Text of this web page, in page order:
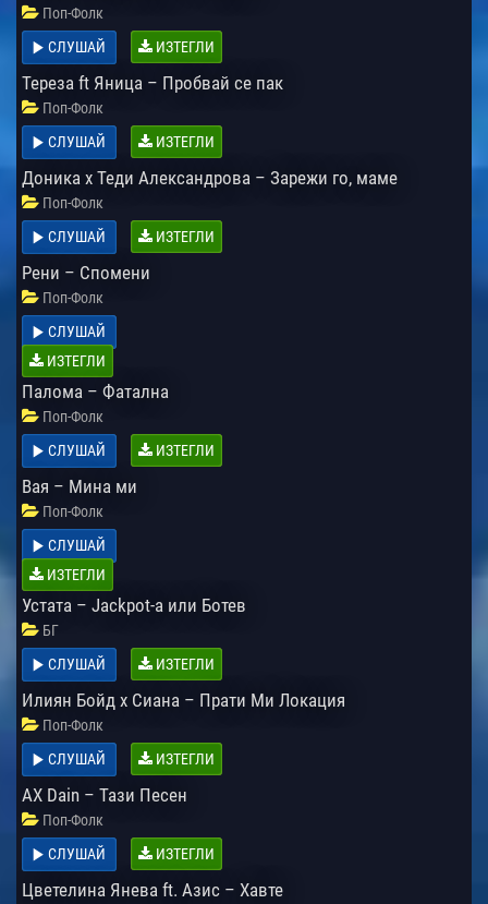
Поп-Фолк
СЛУШАЙ
ИЗТЕГЛИ
Тереза ft Яница – Пробвай се пак
Поп-Фолк
СЛУШАЙ
ИЗТЕГЛИ
Доника х Теди Александрова – Зарежи го, маме
Поп-Фолк
СЛУШАЙ
ИЗТЕГЛИ
Рени – Спомени
Поп-Фолк
СЛУШАЙ
ИЗТЕГЛИ
Палома – Фатална
Поп-Фолк
СЛУШАЙ
ИЗТЕГЛИ
Вая – Мина ми
Поп-Фолк
СЛУШАЙ
ИЗТЕГЛИ
Устата – Jackpot-a или Ботев
БГ
СЛУШАЙ
ИЗТЕГЛИ
Илиян Бойд х Сиана – Прати Ми Локация
Поп-Фолк
СЛУШАЙ
ИЗТЕГЛИ
AX Dain – Тази Песен
Поп-Фолк
СЛУШАЙ
ИЗТЕГЛИ
Цветелина Янева ft. Азис – Хавте